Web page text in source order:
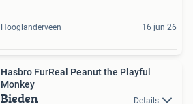
Hooglanderveen 16 jun 26
Hasbro FurReal Peanut the Playful
Monkey
Bieden Details